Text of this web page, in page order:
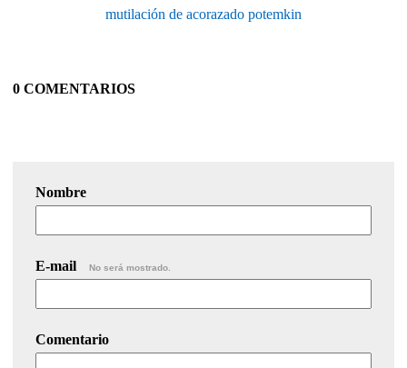
mutilación de acorazado potemkin
0 COMENTARIOS
Nombre
E-mail No será mostrado.
Comentario